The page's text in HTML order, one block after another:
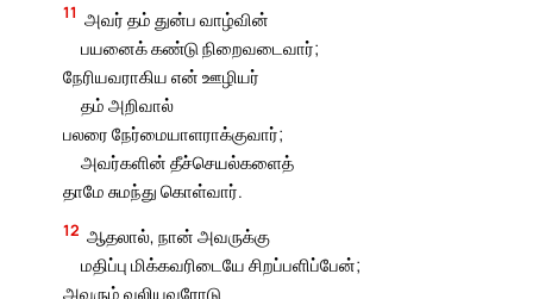
11 அவர் தம் துன்ப வாழ்வின்
பயனைக் கண்டு நிறைவடைவார்;
நேரியவராகிய என் ஊழியர்
தம் அறிவால்
பலரை நேர்மையாளராக்குவார்;
அவர்களின் தீச்செயல்களைத்
தாமே சுமந்து கொள்வார்.
12 ஆதலால், நான் அவருக்கு
மதிப்பு மிக்கவரிடையே சிறப்பளிப்பேன்;
அவரும் வலியவரோடு